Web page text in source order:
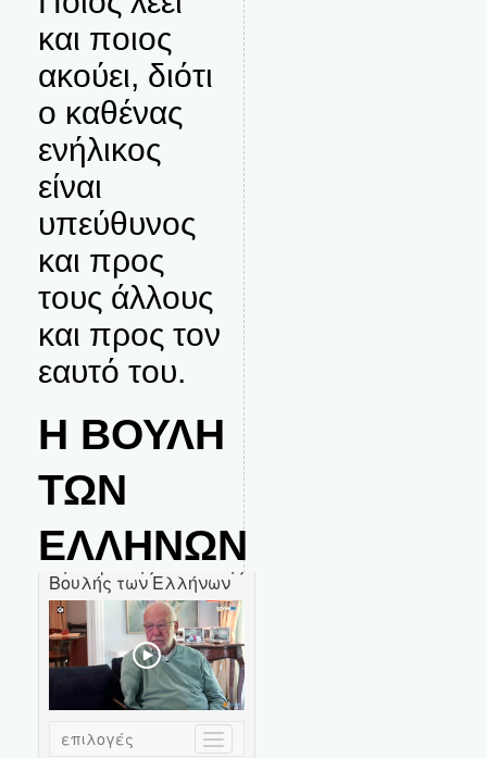
και ποιος
ακούει, διότι
ο καθένας
ενήλικος
είναι
υπεύθυνος
και προς
τους άλλους
και προς τον
εαυτό του.
Η ΒΟΥΛΗ
ΤΩΝ
ΕΛΛΗΝΩΝ